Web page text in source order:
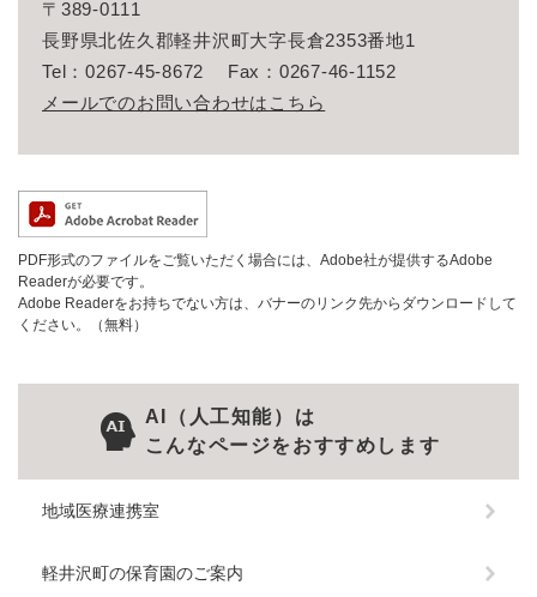
〒389-0111
長野県北佐久郡軽井沢町大字長倉2353番地1
Tel：0267-45-8672
Fax：0267-46-1152
メールでのお問い合わせはこちら
PDF形式のファイルをご覧いただく場合には、Adobe社が提供するAdobe
Readerが必要です。
Adobe Readerをお持ちでない方は、バナーのリンク先からダウンロードして
ください。（無料）
AI（人工知能）は
こんなページをおすすめします
地域医療連携室
軽井沢町の保育園のご案内